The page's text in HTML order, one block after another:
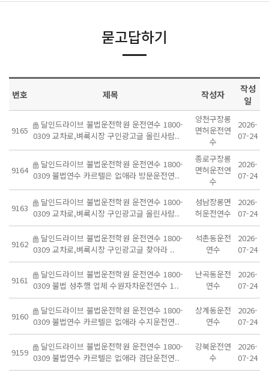
묻고답하기
번호 제목 작성자
작성
일
9165
달인드라이브 불법운전학원 운전연수 1800-
0309 교차로,벼룩시장 구인광고글 올린사람..
양천구장롱
면허운전연
수
2026-
07-24
9164
달인드라이브 불법운전학원 운전연수 1800-
0309 불법연수 카르텔은 없애라 방문운전연..
종로구장롱
면허운전연
수
2026-
07-24
9163
달인드라이브 불법운전학원 운전연수 1800-
0309 교차로,벼룩시장 구인광고글 올린사람..
성남장롱면
허운전연수
2026-
07-24
9162
달인드라이브 불법운전학원 운전연수 1800-
0309 교차로,벼룩시장 구인광고글 찾아라 ..
석촌동운전
연수
2026-
07-24
9161
달인드라이브 불법운전학원 운전연수 1800-
0309 불법 성추행 업체 수원자차운전연수 1..
난곡동운전
연수
2026-
07-24
9160
달인드라이브 불법운전학원 운전연수 1800-
0309 불법연수 카르텔은 없애라 수지운전연..
상계동운전
연수
2026-
07-24
9159
달인드라이브 불법운전학원 운전연수 1800-
0309 불법연수 카르텔은 없애라 검단운전연..
강북운전연
수
2026-
07-24